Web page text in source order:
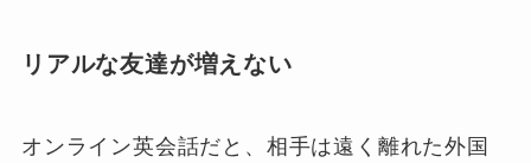
リアルな友達が増えない
オンライン英会話だと、相手は遠く離れた外国